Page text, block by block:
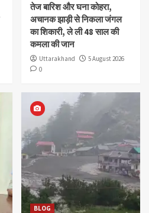
तेज बारिश और घना कोहरा,
अचानक झाड़ी से निकला जंगल
का शिकारी, ले ली 48 साल की
कमला की जान
Uttarakhand
5 August 2026
0
BLOG